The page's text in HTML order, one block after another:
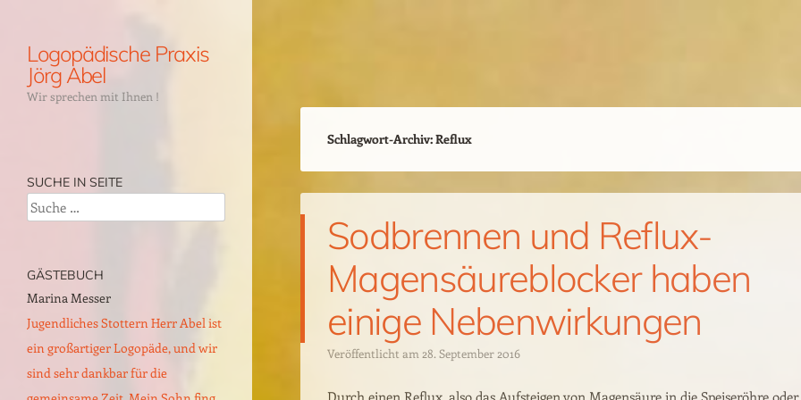
Logopädische Praxis
Jörg Abel
Wir sprechen mit Ihnen !
Rheydt
Therapiebereiche
Gästebuch
Anmeldung und Verordnung
Logopädie – Blog aus unserem Alltag
Schlagwort-Archiv:Reflux
Sodbrennen und Reflux-
Magensäureblocker haben
einige Nebenwirkungen
Veröffentlicht am 28. September 2016
Durch einen Reflux, also das Aufsteigen von Magensäure in die Speiseröhre oder
SUCHE IN SEITE
Suche
GÄSTEBUCH
Marina Messer
Jugendliches Stottern Herr Abel ist
ein großartiger Logopäde, und wir
sind sehr dankbar für die
W.Detzner
Dysphonie, Recurrenzparese und
Schluckstörung Wir, meine Gattin
Karin und ich suchten nach einer